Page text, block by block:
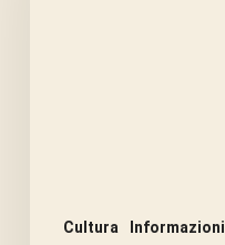
Cultura Informazioni